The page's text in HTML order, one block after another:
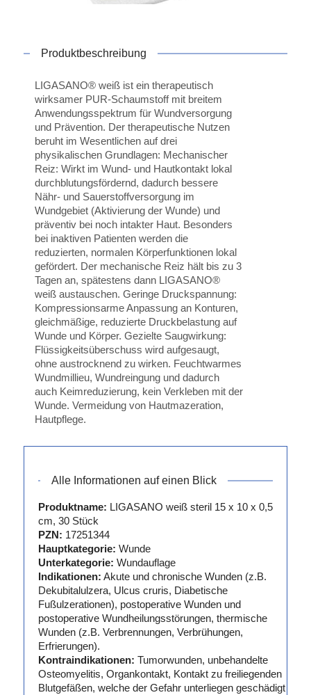
Produktbeschreibung
LIGASANO® weiß ist ein therapeutisch
wirksamer PUR-Schaumstoff mit breitem
Anwendungsspektrum für Wundversorgung
und Prävention. Der therapeutische Nutzen
beruht im Wesentlichen auf drei
physikalischen Grundlagen: Mechanischer
Reiz: Wirkt im Wund- und Hautkontakt lokal
durchblutungsfördernd, dadurch bessere
Nähr- und Sauerstoffversorgung im
Wundgebiet (Aktivierung der Wunde) und
präventiv bei noch intakter Haut. Besonders
bei inaktiven Patienten werden die
reduzierten, normalen Körperfunktionen lokal
gefördert. Der mechanische Reiz hält bis zu 3
Tagen an, spätestens dann LIGASANO®
weiß austauschen. Geringe Druckspannung:
Kompressionsarme Anpassung an Konturen,
gleichmäßige, reduzierte Druckbelastung auf
Wunde und Körper. Gezielte Saugwirkung:
Flüssigkeitsüberschuss wird aufgesaugt,
ohne austrocknend zu wirken. Feuchtwarmes
Wundmillieu, Wundreingung und dadurch
auch Keimreduzierung, kein Verkleben mit der
Wunde. Vermeidung von Hautmazeration,
Hautpflege.
Alle Informationen auf einen Blick
Produktname: LIGASANO weiß steril 15 x 10 x 0,5
cm, 30 Stück
PZN: 17251344
Hauptkategorie: Wunde
Unterkategorie: Wundauflage
Indikationen: Akute und chronische Wunden (z.B.
Dekubitalulzera, Ulcus cruris, Diabetische
Fußulzerationen), postoperative Wunden und
postoperative Wundheilungsstörungen, thermische
Wunden (z.B. Verbrennungen, Verbrühungen,
Erfrierungen).
Kontraindikationen: Tumorwunden, unbehandelte
Osteomyelitis, Organkontakt, Kontakt zu freiliegenden
Blutgefäßen, welche der Gefahr unterliegen geschädigt